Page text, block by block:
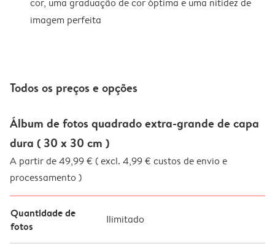
cor, uma graduação de cor óptima e uma nitidez de
imagem perfeita
Todos os preços e opções
Álbum de fotos quadrado extra-grande de capa
dura ( 30 x 30 cm )
A partir de 49,99 € ( excl. 4,99 € custos de envio e
processamento )
Quantidade de
fotos
Ilimitado